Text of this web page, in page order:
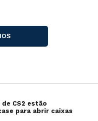
de peso da indústria
o estúdio em questão
CS2 estão
para abrir caixas